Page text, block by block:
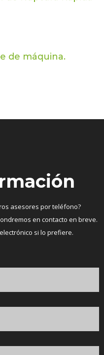
de máquina.
asesores por teléfono?
en contacto en breve.
si lo prefiere.